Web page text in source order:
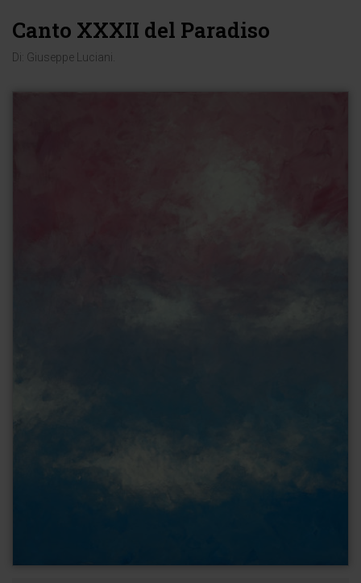
Canto XXXII del Paradiso
Di: Giuseppe Luciani